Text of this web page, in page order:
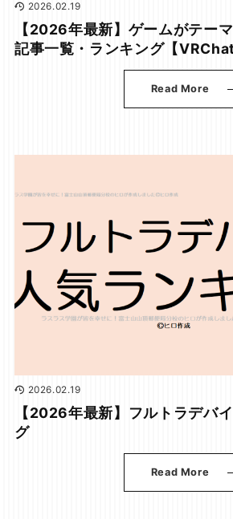
2026.02.19
【2026年最新】ゲームがテー
記事一覧・ランキング【VRChat
Read More
2026.02.19
【2026年最新】フルトラデバ
グ
Read More